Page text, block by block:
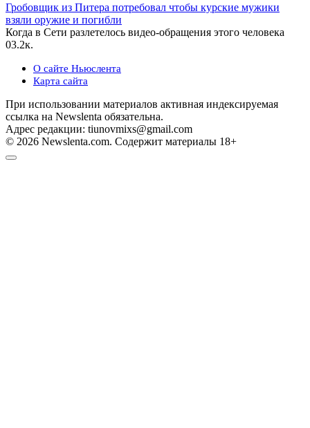
Гробовщик из Питера потребовал чтобы курские мужики
взяли оружие и погибли
Когда в Сети разлетелось видео-обращения этого человека
03.2к.
О сайте Ньюслента
Карта сайта
При использовании материалов активная индексируемая
ссылка на Newslenta обязательна.
Адрес редакции: tiunovmixs@gmail.com
© 2026 Newslenta.com. Содержит материалы 18+